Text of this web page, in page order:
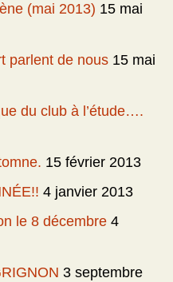
(mai 2013) 15 mai
parlent de nous 15 mai
du club à l’étude….
15 février 2013
4 janvier 2013
le 8 décembre 4
3 septembre